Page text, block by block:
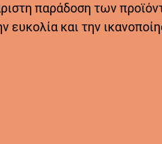
παράδοση των
ευκολία και την